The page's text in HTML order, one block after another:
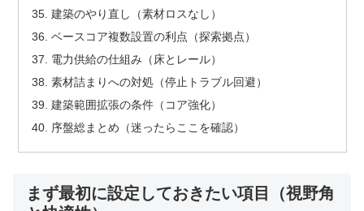
建築のやり直し（素材ロスなし）
ベースコア複数設置の利点（探索拠点）
電力供給の仕組み（床とレール）
素材詰まりへの対処（停止トラブル回避）
建築範囲拡張の条件（コア強化）
序盤総まとめ（迷ったらここを確認）
まず最初に設定しておきたい項目（視野角